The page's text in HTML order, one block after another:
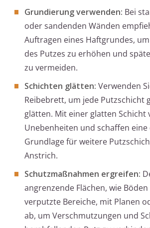
Grundierung verwenden: Bei
oder sandenden Wänden
Auftragen eines Haftgrundes,
des Putzes zu erhöhen und
zu vermeiden.
Schichten glätten: Verwenden
Reibebrett, um jede Putzschicht
glätten. Mit einer glatten Schicht
Unebenheiten und schaffen
Grundlage für weitere
Anstrich.
Schutzmaßnahmen ergreifen:
angrenzende Flächen, wie
verputzte Bereiche, mit Planen
ab, um Verschmutzungen und